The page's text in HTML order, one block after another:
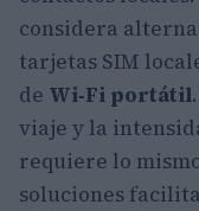
considera
tarjetas SIM
de Wi‑Fi portátil
viaje y la
requiere lo
soluciones